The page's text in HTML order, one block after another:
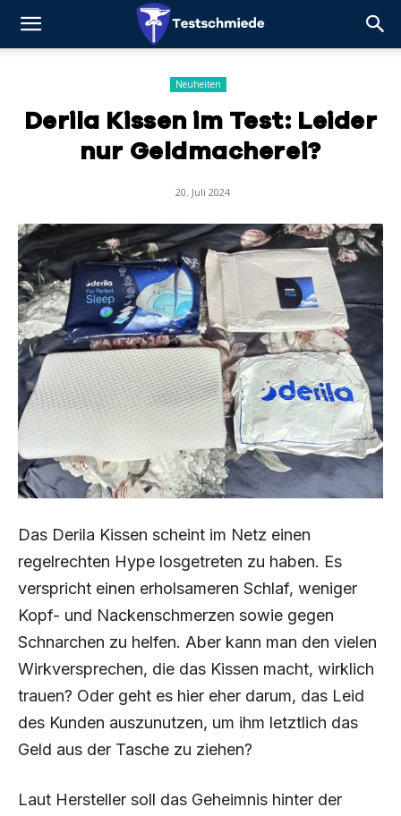
Neuheiten
Derila Kissen im Test: Leider
nur Geldmacherei?
20. Juli 2024
Das Derila Kissen scheint im Netz einen
regelrechten Hype losgetreten zu haben. Es
verspricht einen erholsameren Schlaf, weniger
Kopf- und Nackenschmerzen sowie gegen
Schnarchen zu helfen. Aber kann man den vielen
Wirkversprechen, die das Kissen macht, wirklich
trauen? Oder geht es hier eher darum, das Leid
des Kunden auszunutzen, um ihm letztlich das
Geld aus der Tasche zu ziehen?
Laut Hersteller soll das Geheimnis hinter der